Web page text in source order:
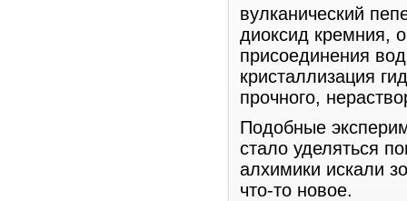
вулканический
диоксид кремния,
присоединения
кристаллизация
прочного,
Подобные
стало уделяться
алхимики искали
что-то новое.